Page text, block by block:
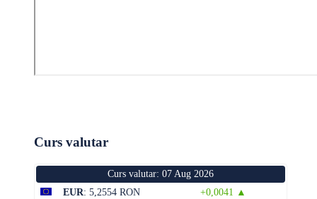
Curs valutar
Curs valutar: 07 Aug 2026
EUR: 5,2554 RON
+0,0041 ▲